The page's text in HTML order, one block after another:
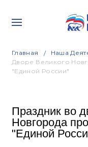
Главная Наша
Дворе Великого
"Единой России"
Праздник во
Новгорода
"Единой